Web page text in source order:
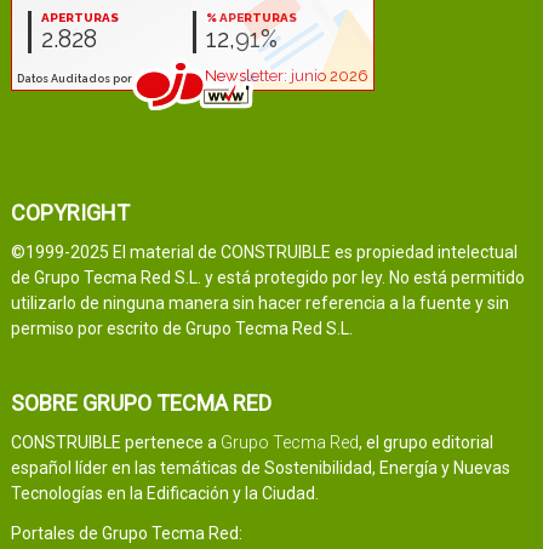
COPYRIGHT
©1999-2025 El material de CONSTRUIBLE es propiedad intelectual
de Grupo Tecma Red S.L. y está protegido por ley. No está permitido
utilizarlo de ninguna manera sin hacer referencia a la fuente y sin
permiso por escrito de Grupo Tecma Red S.L.
SOBRE GRUPO TECMA RED
CONSTRUIBLE pertenece a Grupo Tecma Red, el grupo editorial
español líder en las temáticas de Sostenibilidad, Energía y Nuevas
Tecnologías en la Edificación y la Ciudad.
Portales de Grupo Tecma Red: